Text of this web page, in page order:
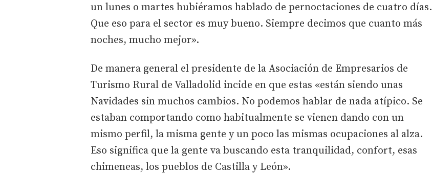
un lunes o martes hubiéramos hablado de pernoctaciones de cuatro días.
Que eso para el sector es muy bueno. Siempre decimos que cuanto más
noches, mucho mejor».
De manera general el presidente de la Asociación de Empresarios de
Turismo Rural de Valladolid incide en que estas «están siendo unas
Navidades sin muchos cambios. No podemos hablar de nada atípico. Se
estaban comportando como habitualmente se vienen dando con un
mismo perfil, la misma gente y un poco las mismas ocupaciones al alza.
Eso significa que la gente va buscando esta tranquilidad, confort, esas
chimeneas, los pueblos de Castilla y León».